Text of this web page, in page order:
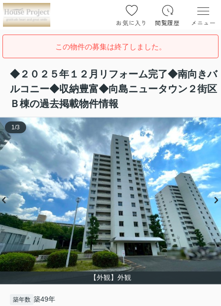
お気に入り 閲覧履歴 メニュー
この物件の募集は終了しました。
◆２０２５年１２月リフォーム完了◆南向きバ
ルコニー◆収納豊富◆向島ニュータウン２街区
Ｂ棟の過去掲載物件情報
【外観】外観
1 /3
築年数 築49年